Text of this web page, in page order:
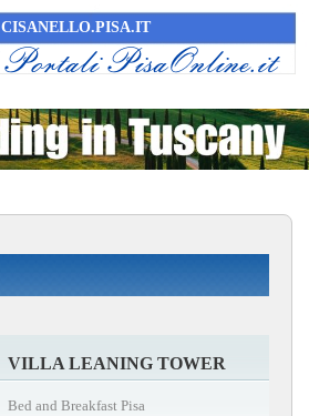
CISANELLO.PISA.IT
VILLA LEANING TOWER
Bed and Breakfast Pisa